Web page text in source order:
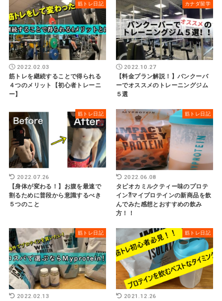
筋トレ日記
2022.02.03
筋トレを継続することで得られる
４つのメリット【初心者トレーニ
ー】
カナダ留学
2022.10.27
【料金プラン解説！】バンクーバ
ーでオススメのトレーニングジム
５選
筋トレ日記
2022.07.26
【身体が変わる！】お腹を最速で
割るために普段から意識するべき
５つのこと
筋トレ日記
2022.06.08
タピオカミルクティー味のプロテ
イン⁈マイプロテインの新商品を飲
んでみた感想とおすすめの飲み
方！！
筋トレ日記
2022.02.13
筋トレ日記
2021.12.26